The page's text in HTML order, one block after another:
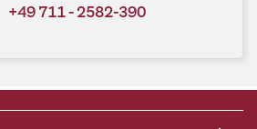
+49 711 - 2582-390